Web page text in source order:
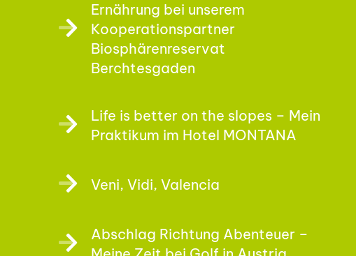
Ernährung bei unserem
Kooperationspartner
Biosphärenreservat
Berchtesgaden
Life is better on the slopes – Mein
Praktikum im Hotel MONTANA
Veni, Vidi, Valencia
Abschlag Richtung Abenteuer –